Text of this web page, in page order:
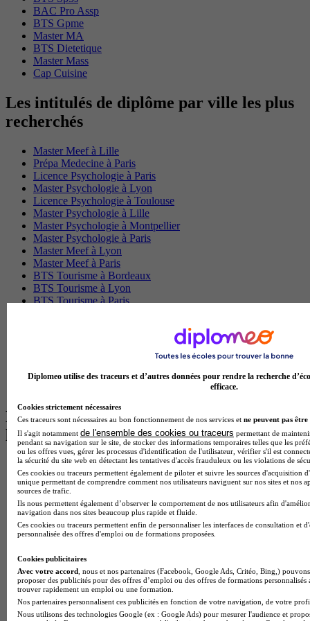
BAC Pro Assp
BTS Gpme
Master MA
BTS Dietetique
Master Mass
Cap Cuisine
Les intitulés de diplôme par ville les plus
recherchés
Master Meef à Lille
Prépa Medecine à Paris
Licence Psychologie à Paris
Master Psychologie à Lyon
Licence Psychologie à Toulouse
Master Psychologie à Lille
Master Psychologie à Montpellier
Master Psychologie à Paris
Master Meef à Lyon
Master Meef à Paris
BTS Tourisme à Bordeaux
BTS Tourisme à Lyon
BTS Tourisme à Paris
BTS Communication à Bordeaux
Master Psychologie à Angers
BTS Communication à Lyon
Les intitulés de diplôme par alternance
les plus recherchés
BTS Esf en alternance
BTS Dietetique en alternance
BTS Mco en alternance
BTS Pi en alternance
BTS Sp3s en alternance
Master CCA en alternance
BTS Ndrc en alternance
Cap Fleuriste en alternance
BTS Sio en alternance
MSc Marketing Digital en alternance
BTS Gpme en alternance
Cap Electricien en alternance
Diplomeo utilise des traceurs et d’autres données pour rendre la recherche
efficace.
Cookies strictement nécessaires
Ces traceurs sont nécessaires au bon fonctionnement de nos services et ne peuvent pas être
Il s'agit notamment de l'ensemble des cookies ou traceurs permettant de
pendant sa navigation sur le site, de stocker des informations temporaires telles que les
ou les offres vues, gérer les processus d'identification de l'utilisateur, vérifier s'il est
la sécurité du site web en détectant les tentatives d'accès frauduleux ou les violations de
Ces cookies ou traceurs permettent également de piloter et suivre les sources d'acquisition
unique permettant de comprendre comment nos utilisateurs naviguent sur nos sites et nos
sources de trafic.
Ils nous permettent également d’observer le comportement de nos utilisateurs afin
navigation dans nos sites beaucoup plus rapide et fluide.
Ces cookies ou traceurs permettent enfin de personnaliser les interfaces de consultation et
personnalisée des offres d'emploi ou de formations proposées.
Cookies publicitaires
Avec votre accord , nous et nos partenaires (Facebook, Google Ads, Critéo, Bing,)
proposer des publicités pour des offres d’emploi ou des offres de formations
trouver rapidement un emploi ou une formation.
Nos partenaires personnalisent ces publicités en fonction de votre navigation, de votre
Nous utilisons des technologies Google (ex : Google Ads) pour mesurer l'audience et